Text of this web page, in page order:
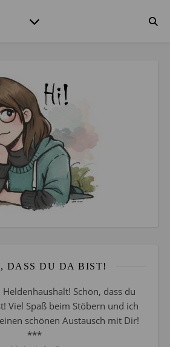
DASS DU DA BIST!
Schön, dass du
Viel Spaß beim Stöbern und ich
schönen Austausch mit Dir!
***